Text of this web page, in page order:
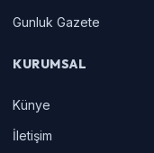
Gunluk Gazete
KURUMSAL
Künye
İletişim